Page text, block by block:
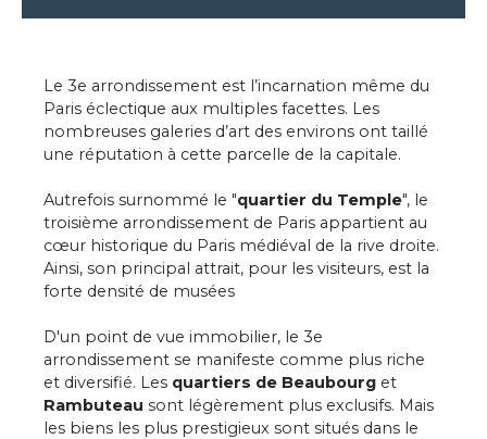
Le 3e arrondissement est l’incarnation même du
Paris éclectique aux multiples facettes. Les
nombreuses galeries d’art des environs ont taillé
une réputation à cette parcelle de la capitale.
Autrefois surnommé le "quartier du Temple", le
troisième arrondissement de Paris appartient au
cœur historique du Paris médiéval de la rive droite.
Ainsi, son principal attrait, pour les visiteurs, est la
forte densité de musées
D'un point de vue immobilier, le 3e
arrondissement se manifeste comme plus riche
et diversifié. Les quartiers de Beaubourg et
Rambuteau sont légèrement plus exclusifs. Mais
les biens les plus prestigieux sont situés dans le